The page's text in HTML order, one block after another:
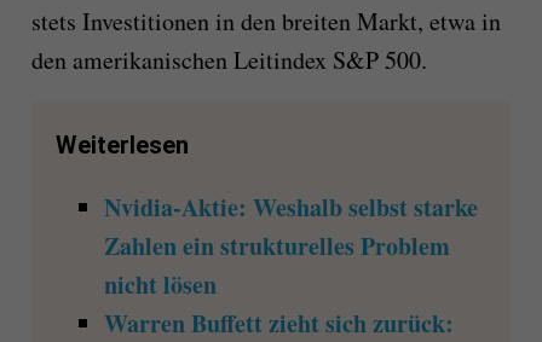
stets Investitionen in den breiten Markt, etwa in
den amerikanischen Leitindex S&P 500.
Weiterlesen
Nvidia-Aktie: Weshalb selbst starke
Zahlen ein strukturelles Problem
nicht lösen
Warren Buffett zieht sich zurück: